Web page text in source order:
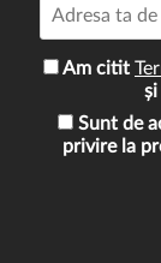
Am citit
și
Sunt de
privire la